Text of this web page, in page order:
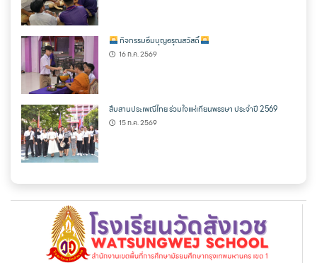
กิจกรรมอิ่มบุญอรุณสวัสดิ์
16 ก.ค. 2569
สืบสานประเพณีไทย ร่วมใจแห่เทียนพรรษา ประจำปี 2569
15 ก.ค. 2569